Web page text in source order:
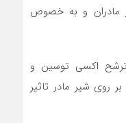
مادران و به خصوص
اکسی توسین و
روی شیر مادر تاثیر